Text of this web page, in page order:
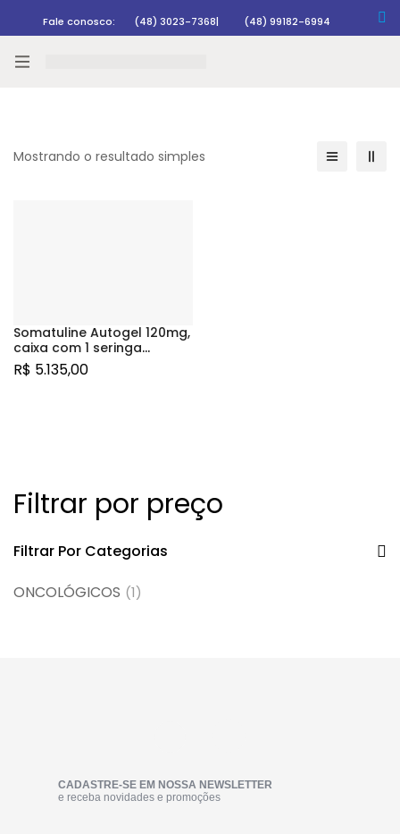
Fale conosco: (48) 3023-7368| (48) 99182-6994
Filtrar por preço
Filtrar Por Categorias
ONCOLÓGICOS (1)
Mostrando o resultado simples
Somatuline Autogel 120mg,
caixa com 1 seringa
preenchida com 0,5mL de
solução de uso
R$ 5.135,00
CADASTRE-SE EM NOSSA NEWSLETTER
e receba novidades e promoções